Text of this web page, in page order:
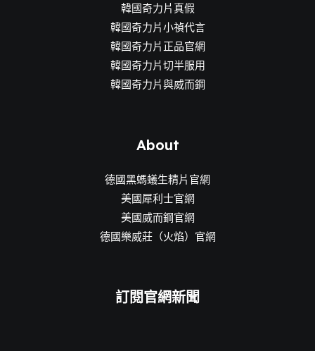
韓國奇力片真假
韓國奇力片小禎代言
韓國奇力片正品官網
韓國奇力片切半服用
韓國奇力片與威而鋼
About
德國黑螞蟻生精片官網
美國犀利士官網
美國威而鋼官網
德國樂威莊（火焰）官網
訂閱官網新聞